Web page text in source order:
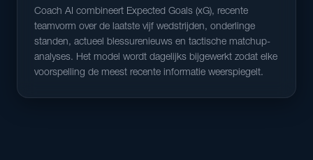
Coach AI combineert Expected Goals (xG), recente
teamvorm over de laatste vijf wedstrijden, onderlinge
standen, actueel blessurenieuws en tactische matchup-
analyses. Het model wordt dagelijks bijgewerkt zodat elke
voorspelling de meest recente informatie weerspiegelt.